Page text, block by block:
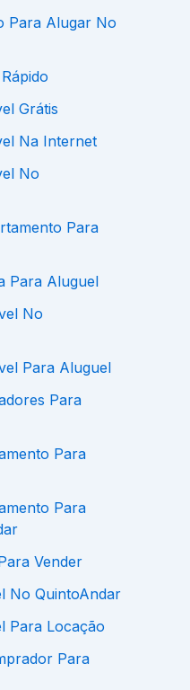
Para Alugar No
Grátis
Na Internet
No
Para
Para Aluguel
No
Para Aluguel
Para
Para
Para
Vender
No QuintoAndar
Para Locação
Para